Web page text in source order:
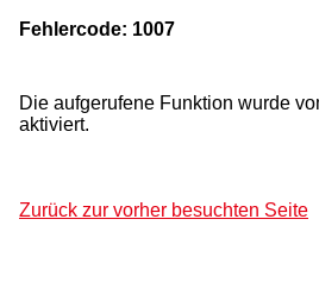
Fehlercode: 1007
Die aufgerufene Funktion wurde
aktiviert.
Zurück zur vorher besuchten Seite